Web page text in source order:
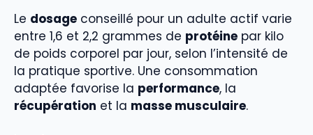
Le dosage conseillé pour un adulte actif varie
entre 1,6 et 2,2 grammes de protéine par kilo
de poids corporel par jour, selon l’intensité de
la pratique sportive. Une consommation
adaptée favorise la performance, la
récupération et la masse musculaire.